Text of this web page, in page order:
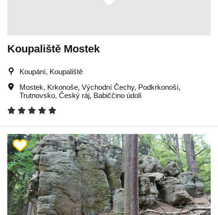
Koupaliště Mostek
Koupání, Koupaliště
Mostek, Krkonoše, Východní Čechy, Podkrkonoší,
Trutnovsko, Český ráj, Babiččino údolí